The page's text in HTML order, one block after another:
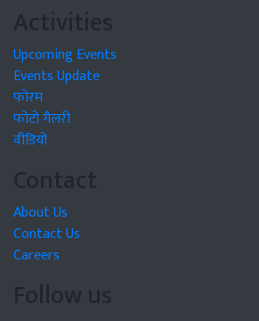
Activities
Upcoming Events
Events Update
फोरम
फोटो गैलरी
वीडियो
Contact
About Us
Contact Us
Careers
Follow us